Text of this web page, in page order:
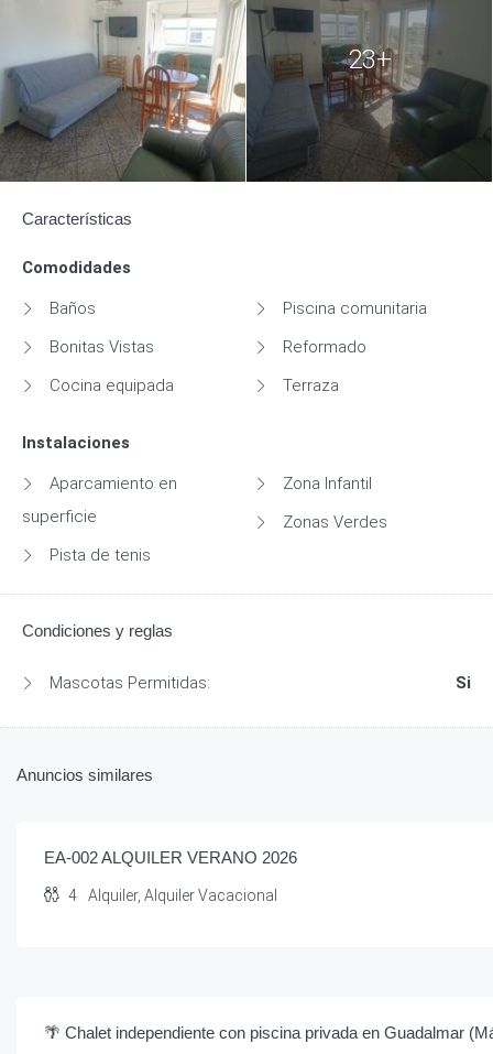
23+
Características
Comodidades
Baños
Bonitas Vistas
Cocina equipada
Piscina comunitaria
Reformado
Terraza
Instalaciones
Aparcamiento en
superficie
Pista de tenis
Zona Infantil
Zonas Verdes
Condiciones y reglas
Mascotas Permitidas: Si
Anuncios similares
EA-002 ALQUILER VERANO 2026
4 Alquiler, Alquiler Vacacional
🌴 Chalet independiente con piscina privada en Guadalmar